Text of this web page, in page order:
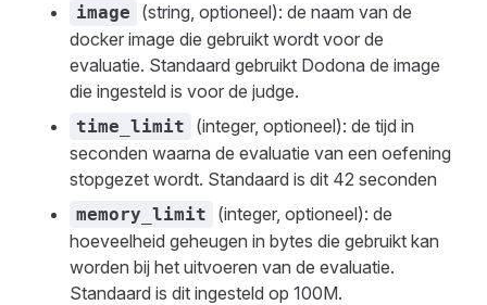
image
(string, optioneel): de naam van de
docker image die gebruikt wordt voor de
evaluatie. Standaard gebruikt Dodona de image
die ingesteld is voor de judge.
time_limit
(integer, optioneel): de tijd in
seconden waarna de evaluatie van een oefening
stopgezet wordt. Standaard is dit 42 seconden
memory_limit
(integer, optioneel): de
hoeveelheid geheugen in bytes die gebruikt kan
worden bij het uitvoeren van de evaluatie.
Standaard is dit ingesteld op 100M.